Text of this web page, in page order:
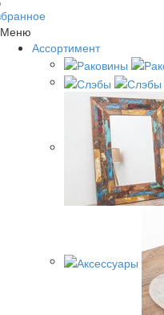
Меню
Ассортимент